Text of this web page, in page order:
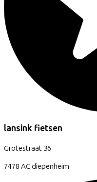
lansink fietsen
Grotestraat 36
7478 ACdiepenheim